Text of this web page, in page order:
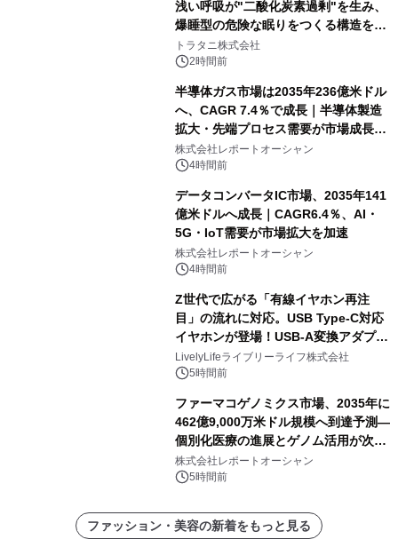
浅い呼吸が"二酸化炭素過剰"を生み、
爆睡型の危険な眠りをつくる構造を解
説
トラタニ株式会社
2時間前
半導体ガス市場は2035年236億米ドル
へ、CAGR 7.4％で成長｜半導体製造
拡大・先端プロセス需要が市場成長を
加速
株式会社レポートオーシャン
4時間前
データコンバータIC市場、2035年141
億米ドルへ成長｜CAGR6.4％、AI・
5G・IoT需要が市場拡大を加速
株式会社レポートオーシャン
4時間前
Z世代で広がる「有線イヤホン再注
目」の流れに対応。USB Type-C対応
イヤホンが登場！USB-A変換アダプタ
ー付きでスマホからパソコンまで幅広
く活用可能
LivelyLifeライブリーライフ株式会社
5時間前
ファーマコゲノミクス市場、2035年に
462億9,000万米ドル規模へ到達予測―
個別化医療の進展とゲノム活用が次世
代ヘルスケア投資を加速
株式会社レポートオーシャン
5時間前
ファッション・美容の新着をもっと見る